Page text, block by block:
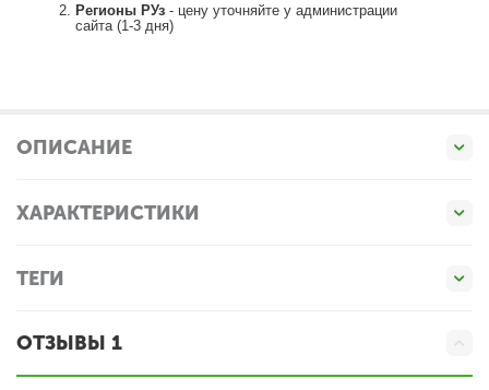
Регионы РУз - цену уточняйте у администрации
сайта (1-3 дня)
ОПИСАНИЕ
ХАРАКТЕРИСТИКИ
ТЕГИ
ОТЗЫВЫ 1